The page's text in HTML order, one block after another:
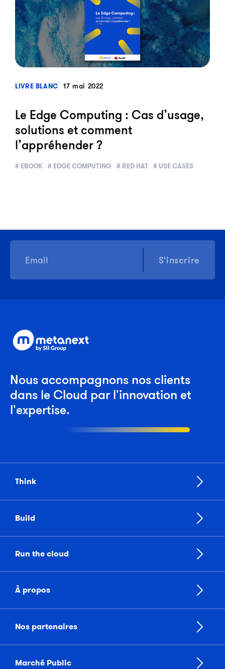
LIVRE BLANC 17 mai 2022
Le Edge Computing : Cas d’usage,
solutions et comment
l’appréhender ?
# EBOOK # EDGE COMPUTING # RED HAT # USE CASES
S'inscrire
Nous accompagnons nos clients
dans le Cloud par l'innovation et
l'expertise.
Think
Build
Run the cloud
À propos
Nos partenaires
Marché Public